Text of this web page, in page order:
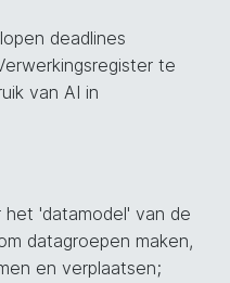
deadlines
te
van AI in
'datamodel' van de
datagroepen maken,
en verplaatsen;